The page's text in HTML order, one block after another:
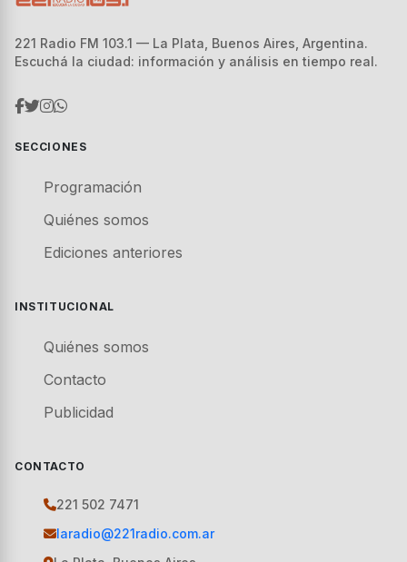
221 Radio FM 103.1 — La Plata, Buenos Aires, Argentina.
Escuchá la ciudad: información y análisis en tiempo real.
SECCIONES
Programación
Quiénes somos
Ediciones anteriores
INSTITUCIONAL
Quiénes somos
Contacto
Publicidad
CONTACTO
221 502 7471
laradio@221radio.com.ar